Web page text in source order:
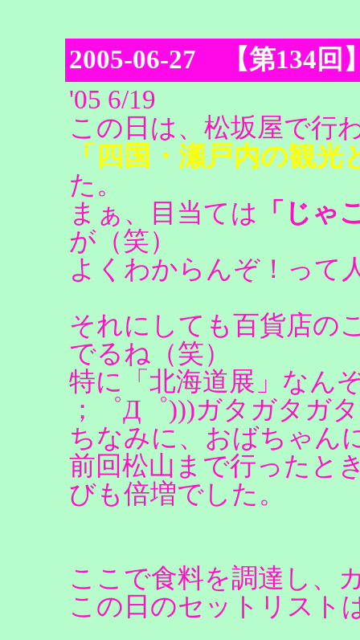
2005-06-27 【第134回
'05 6/19
この日は、松坂屋で行
「四国・瀬戸内の観光
た。
まぁ、目当ては 「じゃ
が（笑）
よくわからんぞ！って
それにしても百貨店の
でるね（笑）
特に「北海道展」なん
；゜Д゜)))ガタガタガタ
ちなみに、おばちゃん
前回松山まで行ったと
びも倍増でした。
ここで食料を調達し、
この日のセットリスト